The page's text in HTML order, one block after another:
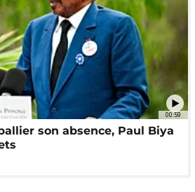
00:59
son absence, Paul Biya